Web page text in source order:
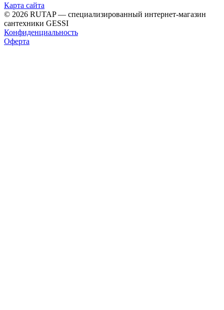
Карта сайта
© 2026 RUTAP — специализированный интернет-магазин
сантехники GESSI
Конфиденциальность
Оферта